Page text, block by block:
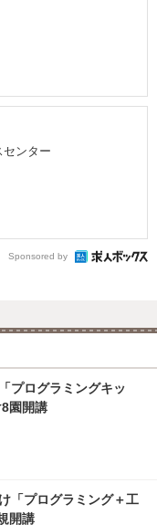
ンター
Sponsored by
プログラミングキッ
園開講
「プログラミング＋工
開講